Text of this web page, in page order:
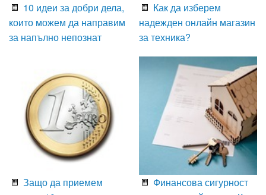
10 идеи за добри дела,
които можем да направим
за напълно непознат
Как да изберем
надежден онлайн магазин
за техника?
Защо да приемем
Финансова сигурност